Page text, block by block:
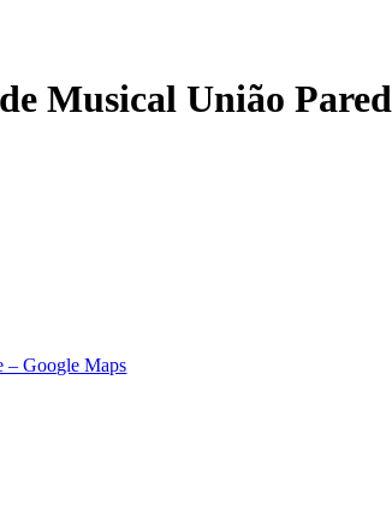
Musical União
– Google Maps